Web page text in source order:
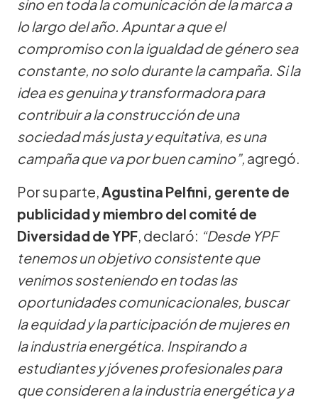
sino en toda la comunicación de la marca a
lo largo del año. Apuntar a que el
compromiso con la igualdad de género sea
constante, no solo durante la campaña. Si la
idea es genuina y transformadora para
contribuir a la construcción de una
sociedad más justa y equitativa, es una
campaña que va por buen camino”, agregó.
Por su parte, Agustina Pelfini, gerente de
publicidad y miembro del comité de
Diversidad de YPF, declaró: “Desde YPF
tenemos un objetivo consistente que
venimos sosteniendo en todas las
oportunidades comunicacionales, buscar
la equidad y la participación de mujeres en
la industria energética. Inspirando a
estudiantes y jóvenes profesionales para
que consideren a la industria energética y a